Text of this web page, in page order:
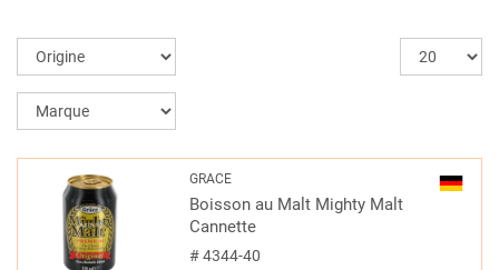
GRACE
Boisson au Malt Mighty Malt
Cannette
#4344-40